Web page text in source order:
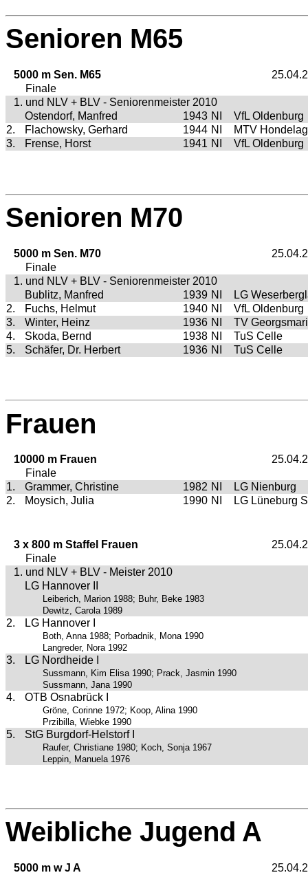
Senioren M65
5000 m Sen. M65
Finale
1. und NLV + BLV - Seniorenmeister 2010
Ostendorf, Manfred
1943 NI
VfL Oldenburg
2.
Flachowsky, Gerhard 1944 NI
MTV
3.
Frense, Horst 1941 NI VfL Oldenburg
Senioren M70
5000 m Sen. M70
Finale
1. und NLV + BLV - Seniorenmeister 2010
Bublitz, Manfred
1939 NI
LG
2.
Fuchs, Helmut 1940 NI
VfL Oldenburg
3.
Winter, Heinz 1936 NI
TV
4.
Skoda, Bernd 1938 NI
TuS Celle
5.
Schäfer, Dr. Herbert 1936 NI TuS Celle
Frauen
10000 m Frauen
Finale
1.
Grammer, Christine 1982 NI
LG Nienburg
2.
Moysich, Julia 1990 NI LG Lüneburg
3 x 800 m Staffel Frauen
Finale
1. und NLV + BLV - Meister 2010
LG Hannover II
Leiberich, Marion 1988; Buhr, Beke 1983
Dewitz, Carola 1989
2. LG Hannover I
Both, Anna 1988; Porbadnik, Mona 1990
Langreder, Nora 1992
3. LG Nordheide I
Sussmann, Kim Elisa 1990; Prack, Jasmin 1990
Sussmann, Jana 1990
4. OTB Osnabrück I
Gröne, Corinne 1972; Koop, Alina 1990
Przibilla, Wiebke 1990
5. StG Burgdorf-Helstorf I
Raufer, Christiane 1980; Koch, Sonja 1967
Leppin, Manuela 1976
Weibliche Jugend A
5000 m w J A